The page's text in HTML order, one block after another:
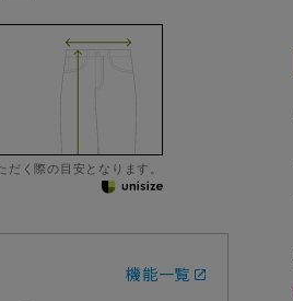
く際の目安となります。
機能一覧